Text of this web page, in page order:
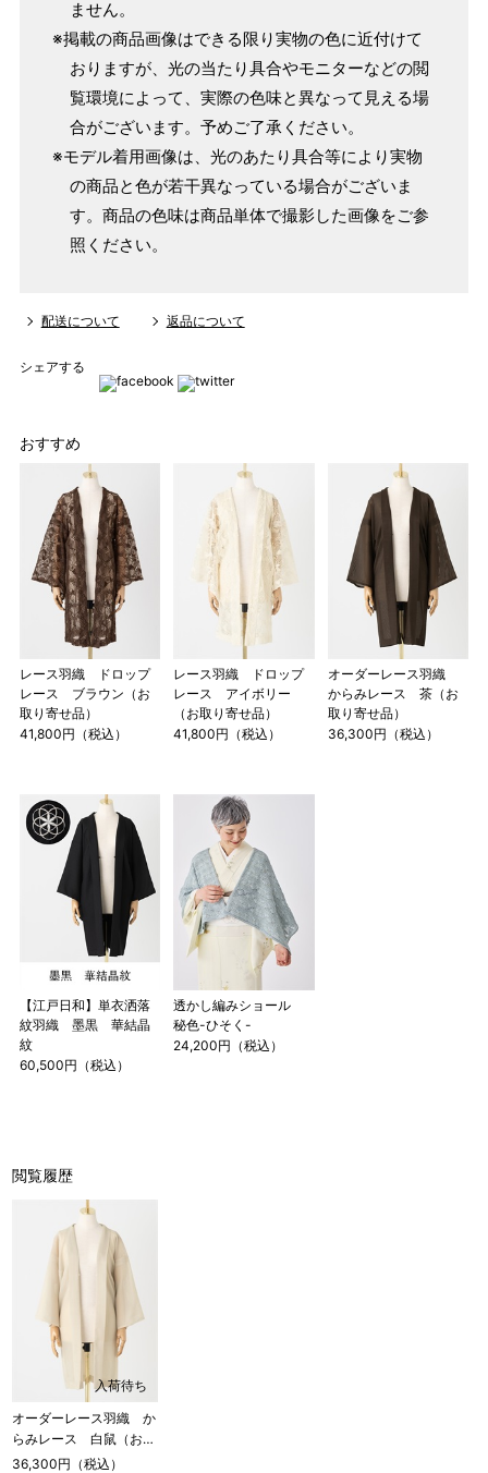
マイサイズでお仕立て（お客様の希望サイズでお仕立て）
店舗で採寸（お近くの店舗でスタッフが採寸）
店舗一覧はこちら
ません。
※掲載の商品画像はできる限り実物の色に近付けて
おりますが、光の当たり具合やモニターなどの閲
覧環境によって、実際の色味と異なって見える場
合がございます。予めご了承ください。
※モデル着用画像は、光のあたり具合等により実物
の商品と色が若干異なっている場合がございま
す。商品の色味は商品単体で撮影した画像をご参
照ください。
配送について 返品について
シェアする
おすすめ
レース羽織 ドロップ
レース ブラウン（お
取り寄せ品）
41,800円（税込）
レース羽織 ドロップ
レース アイボリー
（お取り寄せ品）
41,800円（税込）
オーダーレース羽織
からみレース 茶（お
取り寄せ品）
36,300円（税込）
【江戸日和】単衣洒落
紋羽織 墨黒 華結晶
紋
60,500円（税込）
透かし編みショール
秘色-ひそく-
24,200円（税込）
閲覧履歴
入荷待ち
オーダーレース羽織 か
らみレース 白鼠（お取
り寄せ品）
36,300円（税込）